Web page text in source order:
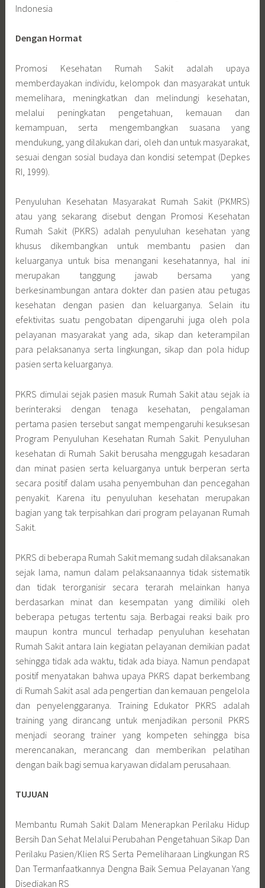
Indonesia
Dengan Hormat
Promosi Kesehatan Rumah Sakit adalah upaya
memberdayakan individu, kelompok dan masyarakat untuk
memelihara, meningkatkan dan melindungi kesehatan,
melalui peningkatan pengetahuan, kemauan dan
kemampuan, serta mengembangkan suasana yang
mendukung, yang dilakukan dari, oleh dan untuk masyarakat,
sesuai dengan sosial budaya dan kondisi setempat (Depkes
RI, 1999).
Penyuluhan Kesehatan Masyarakat Rumah Sakit (PKMRS)
atau yang sekarang disebut dengan Promosi Kesehatan
Rumah Sakit (PKRS) adalah penyuluhan kesehatan yang
khusus dikembangkan untuk membantu pasien dan
keluarganya untuk bisa menangani kesehatannya, hal ini
merupakan tanggung jawab bersama yang
berkesinambungan antara dokter dan pasien atau petugas
kesehatan dengan pasien dan keluarganya. Selain itu
efektivitas suatu pengobatan dipengaruhi juga oleh pola
pelayanan masyarakat yang ada, sikap dan keterampilan
para pelaksananya serta lingkungan, sikap dan pola hidup
pasien serta keluarganya.
PKRS dimulai sejak pasien masuk Rumah Sakit atau sejak ia
berinteraksi dengan tenaga kesehatan, pengalaman
pertama pasien tersebut sangat mempengaruhi kesuksesan
Program Penyuluhan Kesehatan Rumah Sakit. Penyuluhan
kesehatan di Rumah Sakit berusaha menggugah kesadaran
dan minat pasien serta keluarganya untuk berperan serta
secara positif dalam usaha penyembuhan dan pencegahan
penyakit. Karena itu penyuluhan kesehatan merupakan
bagian yang tak terpisahkan dari program pelayanan Rumah
Sakit.
PKRS di beberapa Rumah Sakit memang sudah dilaksanakan
sejak lama, namun dalam pelaksanaannya tidak sistematik
dan tidak terorganisir secara terarah melainkan hanya
berdasarkan minat dan kesempatan yang dimiliki oleh
beberapa petugas tertentu saja. Berbagai reaksi baik pro
maupun kontra muncul terhadap penyuluhan kesehatan
Rumah Sakit antara lain kegiatan pelayanan demikian padat
sehingga tidak ada waktu, tidak ada biaya. Namun pendapat
positif menyatakan bahwa upaya PKRS dapat berkembang
di Rumah Sakit asal ada pengertian dan kemauan pengelola
dan penyelenggaranya. Training Edukator PKRS adalah
training yang dirancang untuk menjadikan personil PKRS
menjadi seorang trainer yang kompeten sehingga bisa
merencanakan, merancang dan memberikan pelatihan
dengan baik bagi semua karyawan didalam perusahaan.
TUJUAN
Membantu Rumah Sakit Dalam Menerapkan Perilaku Hidup
Bersih Dan Sehat Melalui Perubahan Pengetahuan Sikap Dan
Perilaku Pasien/Klien RS Serta Pemeliharaan Lingkungan RS
Dan Termanfaatkannya Dengna Baik Semua Pelayanan Yang
Disediakan RS